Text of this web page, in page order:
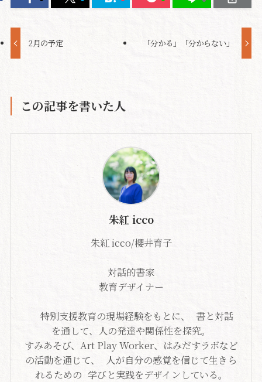
2月の予定 「分かる」「分からない」
この記事を書いた人
朱紅 icco
朱紅 icco/櫻井育子
対話的書家
教育デザイナー
特別支援教育の現場経験をもとに、 書と対話
を通して、人の発達や関係性を探究。
すみあそび、Art Play Worker、はみだすラボなど
の活動を通じて、 人が自分の感覚を信じて生きら
れるための 学びと実践をデザインしている。